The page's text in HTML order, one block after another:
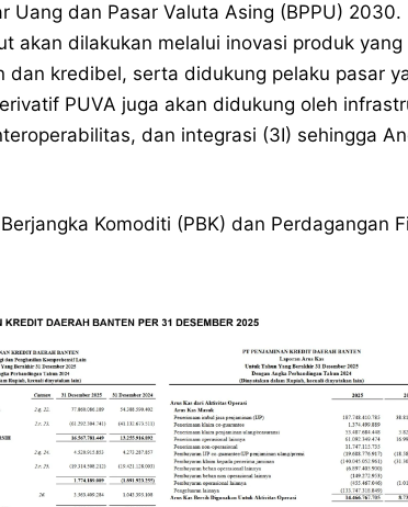
Uang dan Pasar Valuta Asing (BPPU) 2030.
akan dilakukan melalui inovasi produk yang
kredibel, serta didukung pelaku pasar
PUVA juga akan didukung oleh
dan integrasi (3I) sehingga
Komoditi (PBK) dan Perdagangan